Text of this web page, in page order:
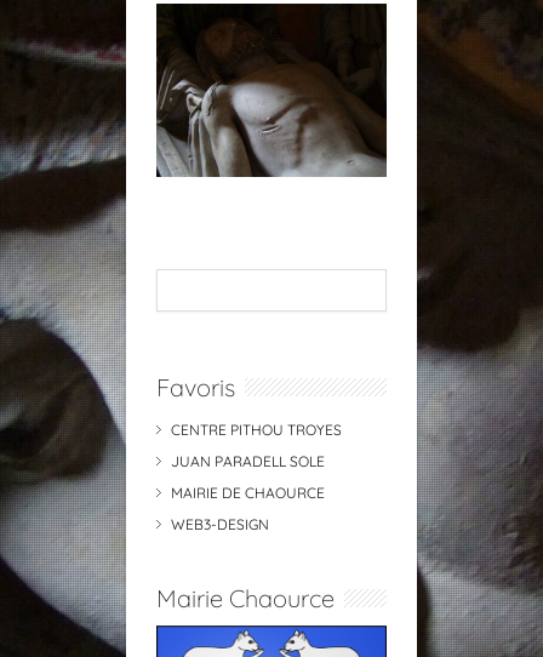
Favoris
CENTRE PITHOU TROYES
JUAN PARADELL SOLE
MAIRIE DE CHAOURCE
WEB3-DESIGN
Mairie Chaource